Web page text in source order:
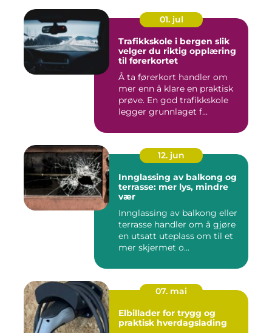
01. jul
Trafikkskole i bergen slik
velger du riktig opplæring
til førerkortet
Å ta førerkort handler om
mer enn å klare en praktisk
prøve. En god trafikkskole
legger grunnlaget f...
12. jun
Innglassing av balkong og
terrasse: mer lys, mindre
vær
Innglassing av balkong eller
terrasse handler om å gjøre
en utsatt uteplass om til et
mer skjermet o...
07. mai
Elbillader for trygg og
praktisk hverdagslading